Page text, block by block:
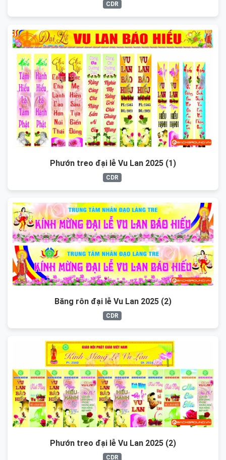
CDR
Phướn treo đại lễ Vu Lan 2025 (1)
CDR
Băng rôn đại lễ Vu Lan 2025 (2)
CDR
Phướn treo đại lễ Vu Lan 2025 (2)
CDR